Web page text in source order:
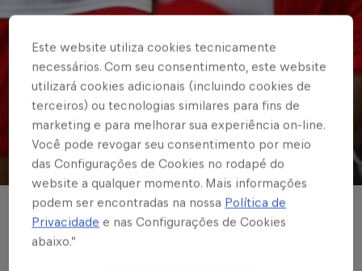
© Red Bull Bragantino
BASE MASCULINA
Massa Bruta vence o
Este website utiliza cookies tecnicamente
necessários. Com seu consentimento, este website
utilizará cookies adicionais (incluindo cookies de
terceiros) ou tecnologias similares para fins de
marketing e para melhorar sua experiência on-line.
Você pode revogar seu consentimento por meio
das Configurações de Cookies no rodapé do
website a qualquer momento. Mais informações
podem ser encontradas na nossa Política de
Privacidade e nas Configurações de Cookies
abaixo.”